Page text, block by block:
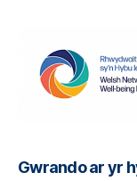
Gwrando ar yr